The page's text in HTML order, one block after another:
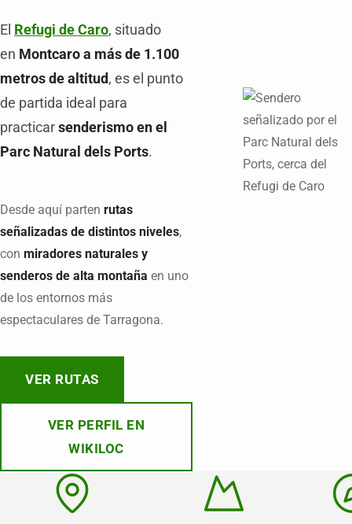
El Refugi de Caro, situado
en Montcaro a más de 1.100
metros de altitud , es el punto
de partida ideal para
practicar senderismo en el
Parc Natural dels Ports.
Desde aquí parten rutas
señalizadas de distintos niveles,
con miradores naturales y
senderos de alta montaña en uno
de los entornos más
espectaculares de Tarragona.
VER RUTAS
VER PERFIL EN
WIKILOC